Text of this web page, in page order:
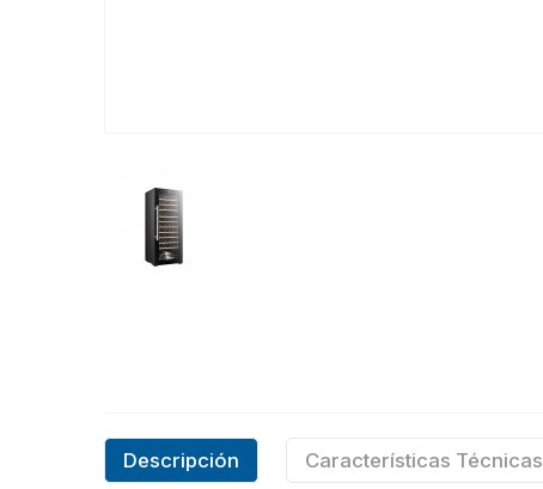
Descripción Características Técnicas